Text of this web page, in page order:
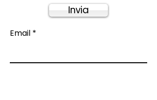
Invia
Email